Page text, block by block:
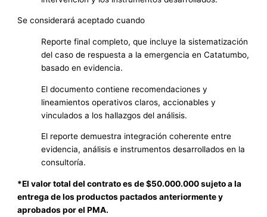
Se considerará aceptado cuando
Reporte final completo, que incluye la sistematización
del caso de respuesta a la emergencia en Catatumbo,
basado en evidencia.
El documento contiene recomendaciones y
lineamientos operativos claros, accionables y
vinculados a los hallazgos del análisis.
El reporte demuestra integración coherente entre
evidencia, análisis e instrumentos desarrollados en la
consultoría.
*El valor total del contrato es de $50.000.000 sujeto a la
entrega de los productos pactados anteriormente y
aprobados por el PMA.